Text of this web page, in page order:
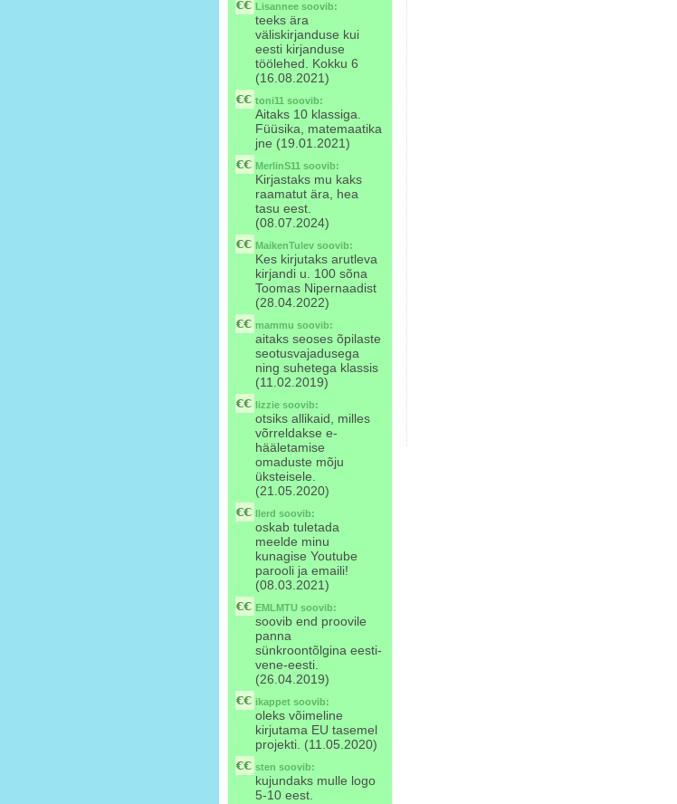
Lisannee soovib:
teeks ära
väliskirjanduse kui
eesti kirjanduse
töölehed. Kokku 6
(16.08.2021)
toni11 soovib:
Aitaks 10 klassiga.
Füüsika, matemaatika
jne (19.01.2021)
MerlinS11 soovib:
Kirjastaks mu kaks
raamatut ära, hea
tasu eest.
(08.07.2024)
MaikenTulev soovib:
Kes kirjutaks arutleva
kirjandi u. 100 sõna
Toomas Nipernaadist
(28.04.2022)
mammu soovib:
aitaks seoses õpilaste
seotusvajadusega
ning suhetega klassis
(11.02.2019)
lizzie soovib:
otsiks allikaid, milles
võrreldakse e-
hääletamise
omaduste mõju
üksteisele.
(21.05.2020)
llerd soovib:
oskab tuletada
meelde minu
kunagise Youtube
parooli ja emaili!
(08.03.2021)
EMLMTU soovib:
soovib end proovile
panna
sünkroontõlgina eesti-
vene-eesti.
(26.04.2019)
ikappet soovib:
oleks võimeline
kirjutama EU tasemel
projekti. (11.05.2020)
sten soovib:
kujundaks mulle logo
5-10 eest.